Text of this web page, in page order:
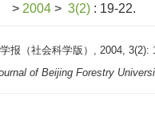
> 2004 > 3(2) : 19-22.
报（社会科学版）, 2004, 3(2):
of Beijing Forestry